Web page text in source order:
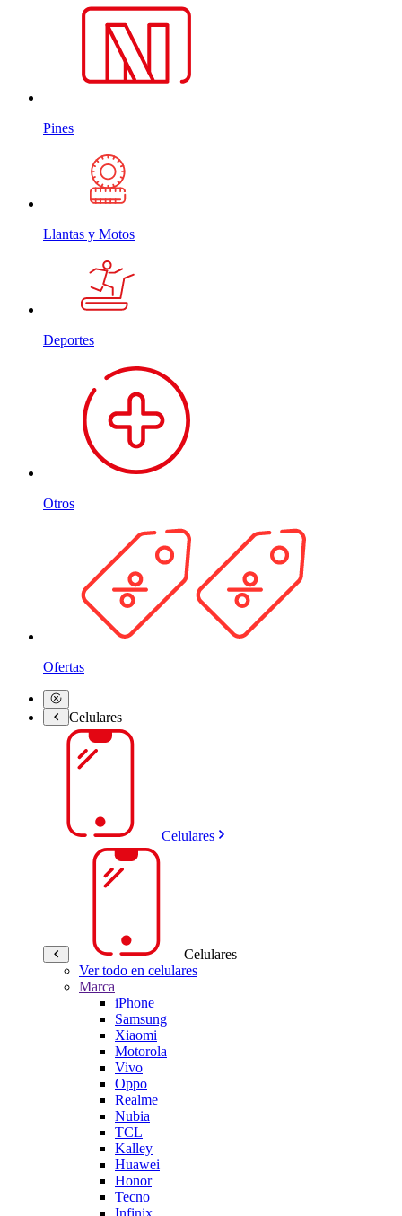
Pines
Llantas y Motos
Deportes
Otros
Ofertas
Celulares
Celulares
Celulares
Ver todo en celulares
Marca
iPhone
Samsung
Xiaomi
Motorola
Vivo
Oppo
Realme
Nubia
TCL
Kalley
Huawei
Honor
Tecno
Infinix